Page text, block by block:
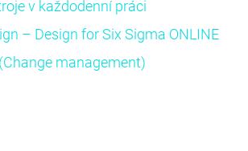
v každodenní práci
– Design for Six Sigma ONLINE
management)